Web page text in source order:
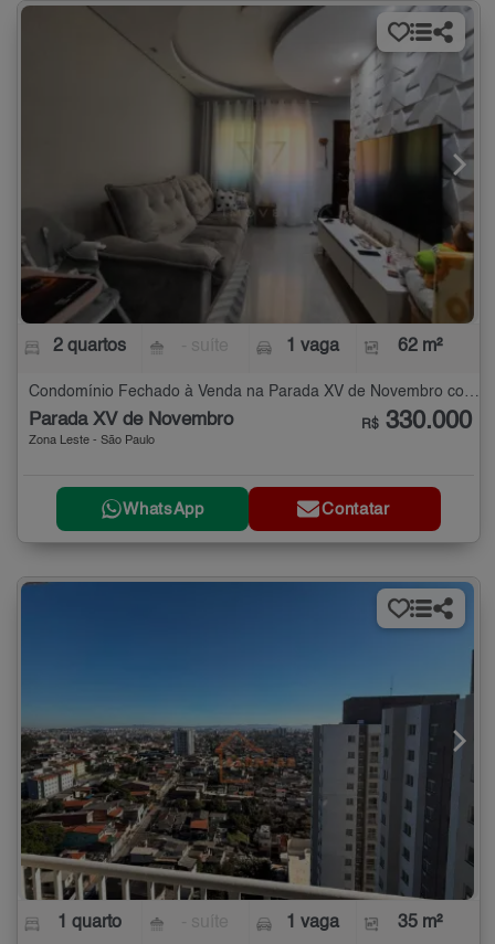
2 quartos 1 vaga 62 m²
Condomínio Fechado à Venda na Parada XV de Novembro com 2 quartos - 62 m²
Parada XV de Novembro
Zona Leste - São Paulo
R$ 330.000
WhatsApp Contatar
1 quarto 1 vaga 35 m²